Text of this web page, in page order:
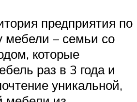
предприятия по
мебели – семьи со
которые
раз в 3 года и
уникальной,